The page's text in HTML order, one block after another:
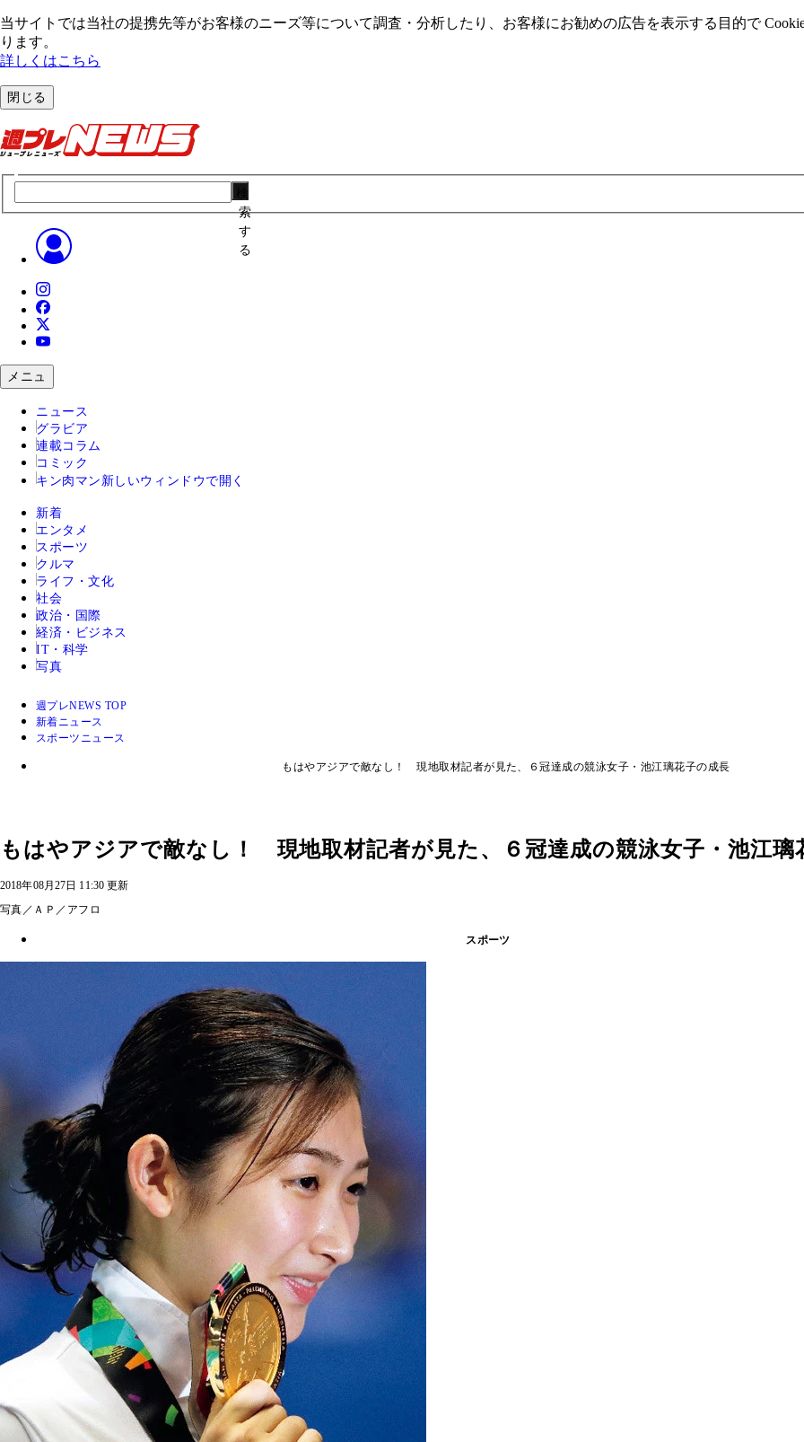
当サイトでは当社の提携先等がお客様のニーズ等について調査・分析したり、お客様にお勧めの広告を表⽰する⽬的で
ります。
詳しくはこちら
閉じる
索
す
る
メニュ
ニュース
グラビア
連載コラム
コミック
キン肉マン 新しいウィンドウで開く
新着
エンタメ
スポーツ
クルマ
ライフ・文化
社会
政治・国際
経済・ビジネス
IT・科学
写真
週プレNEWS TOP
新着ニュース
スポーツニュース
もはやアジアで敵なし！ 現地取材記者が見た、６冠達成の競泳女子・池江璃花子の成長
もはやアジアで敵なし！ 現地取材記者が見た、６冠達成の競泳女子・池江璃
2018年08月27日 11:30 更新
写真／ＡＰ／アフロ
スポーツ